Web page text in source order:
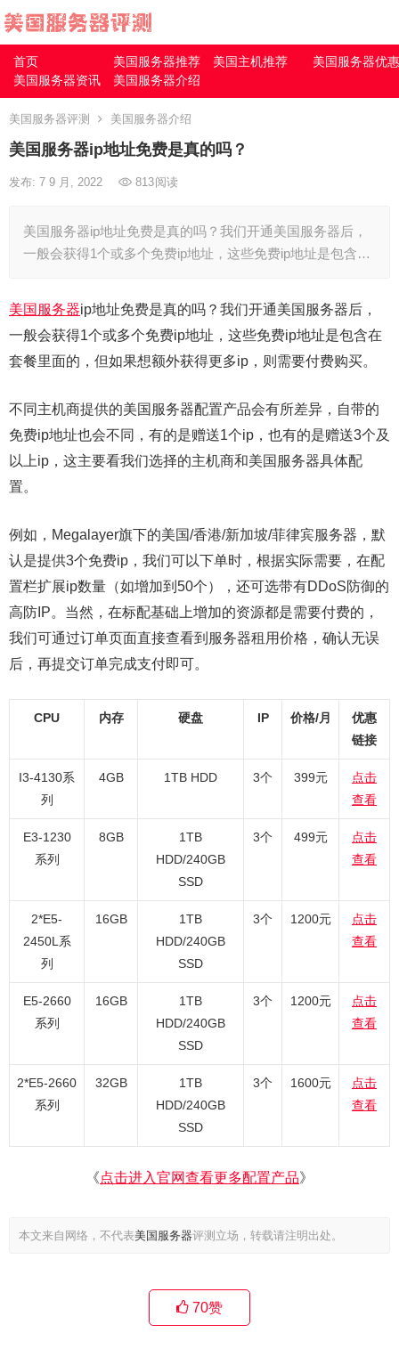
首页 美国服务器推荐 美国主机推荐
美国服务器优惠
美国服务器资讯
美国服务器介绍
美国服务器评测 美国服务器介绍
美国服务器ip地址免费是真的吗？
发布: 7 9 月, 2022 813阅读
美国服务器ip地址免费是真的吗？我们开通美国服务器后，
一般会获得1个或多个免费ip地址，这些免费ip地址是包含…
美国服务器ip地址免费是真的吗？我们开通美国服务器后，
一般会获得1个或多个免费ip地址，这些免费ip地址是包含在
套餐里面的，但如果想额外获得更多ip，则需要付费购买。
不同主机商提供的美国服务器配置产品会有所差异，自带的
免费ip地址也会不同，有的是赠送1个ip，也有的是赠送3个及
以上ip，这主要看我们选择的主机商和美国服务器具体配
置。
例如，Megalayer旗下的美国/香港/新加坡/菲律宾服务器，默
认是提供3个免费ip，我们可以下单时，根据实际需要，在配
置栏扩展ip数量（如增加到50个），还可选带有DDoS防御的
高防IP。当然，在标配基础上增加的资源都是需要付费的，
我们可通过订单页面直接查看到服务器租用价格，确认无误
后，再提交订单完成支付即可。
CPU 内存 硬盘 IP 价格/月
优惠
链接
I3-4130系
列
4GB 1TB HDD 3个 399元
点击
查看
E3-1230
系列
8GB
1TB
HDD/240GB
SSD
3个 499元
点击
查看
2*E5-
2450L系
列
16GB
1TB
HDD/240GB
SSD
3个 1200元
点击
查看
E5-2660
系列
16GB
1TB
HDD/240GB
SSD
3个 1200元
点击
查看
2*E5-2660
系列
32GB
1TB
HDD/240GB
SSD
3个 1600元
点击
查看
《点击进入官网查看更多配置产品》
本文来自网络，不代表美国服务器评测立场，转载请注明出处。
70赞